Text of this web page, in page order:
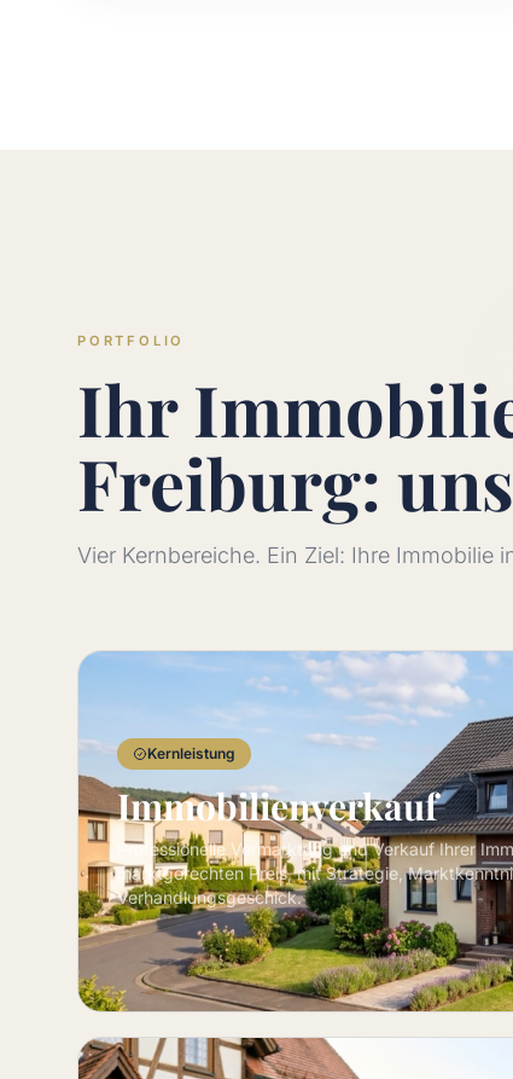
PORTFOLIO
Ihr
Freiburg:
Vier Kernbereiche. Ein Ziel: Ihre Immobilie
Kernleistung
Immobilienverkauf
Professionelle Vermarktung und Verkauf Ihrer
marktgerechten Preis, mit Strategie,
Verhandlungsgeschick.